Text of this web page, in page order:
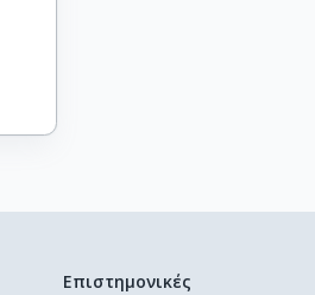
Επιστημονικές